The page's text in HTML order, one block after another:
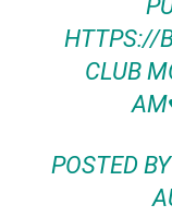
HTTPS://
CLUB
POSTED BY